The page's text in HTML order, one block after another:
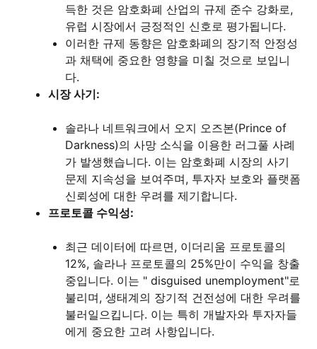
득한 것은 암호화폐 산업의 규제 준수 강화로,
유럽 시장에서 긍정적인 신호로 평가됩니다.
이러한 규제 동향은 암호화폐의 장기적 안정성
과 채택에 중요한 영향을 미칠 것으로 보입니
다.
시장 사기:
솔라나 네트워크에서 오지 오즈본(Prince of
Darkness)의 사망 소식을 이용한 러그풀 사례
가 발생했습니다. 이는 암호화폐 시장의 사기
문제 지속성을 보여주며, 투자자 보호와 플랫폼
신뢰성에 대한 우려를 제기합니다.
프로토콜 수익성:
최근 데이터에 따르면, 이더리움 프로토콜의
12%, 솔라나 프로토콜의 25%만이 수익을 창출
중입니다. 이는 " disguised unemployment"로
불리며, 생태계의 장기적 건전성에 대한 우려를
불러일으킵니다. 이는 특히 개발자와 투자자들
에게 중요한 고려 사항입니다.